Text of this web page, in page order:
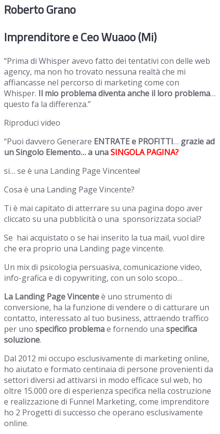
Roberto Grano
Imprenditore e Ceo Wuaoo (Mi)
“Prima di Whisper avevo fatto dei tentativi con delle web
agency, ma non ho trovato nessuna realtà che mi
affiancasse nel percorso di marketing come con
Whisper. Il mio problema diventa anche il loro problema…
questo fa la differenza.”
Riproduci video
“Puoi davvero Generare ENTRATE e PROFITTI… grazie ad
un Singolo Elemento… a unaSINGOLA PAGINA?
si… se è una Landing Page Vincente®!
Cosa è una Landing Page Vincente?
Ti è mai capitato di atterrare su una pagina dopo aver
cliccato su una pubblicità o una sponsorizzata social?
Se hai acquistato o se hai inserito la tua mail, vuol dire
che era proprio una Landing page vincente.
Un mix di psicologia persuasiva, comunicazione video,
info-grafica e di copywriting, con un solo scopo…
La Landing Page Vincenteè uno strumento di
conversione, ha la funzione di vendere o di catturare un
contatto, interessato al tuo business, attraendo traffico
per uno specifico problemae fornendo una specifica
soluzione.
Dal 2012 mi occupo esclusivamente di marketing online,
ho aiutato e formato centinaia di persone provenienti da
settori diversi ad attivarsi in modo efficace sul web, ho
oltre 15.000 ore di esperienza specifica nella costruzione
e realizzazione di Funnel Marketing, come imprenditore
ho 2 Progetti di successo che operano esclusivamente
online.